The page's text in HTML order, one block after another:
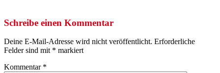
Schreibe einen Kommentar
Deine E-Mail-Adresse wird nicht veröffentlicht. Erforderliche
Felder sind mit * markiert
Kommentar *